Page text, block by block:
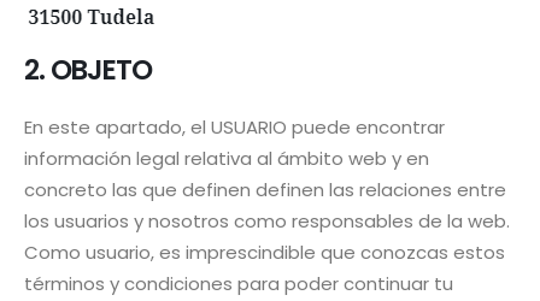
2. OBJETO
En este apartado, el USUARIO puede encontrar
información legal relativa al ámbito web y en
concreto las que definen definen las relaciones entre
los usuarios y nosotros como responsables de la web.
Como usuario, es imprescindible que conozcas estos
términos y condiciones para poder continuar tu